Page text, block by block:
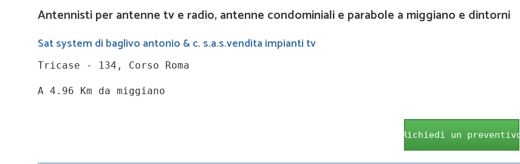
Antennisti per antenne tv e radio, antenne condominiali e parabole a miggiano e dintorni
Sat system di baglivo antonio & c. s.a.s.vendita impianti tv
Tricase - 134, Corso Roma
A 4.96 Km da miggiano
Richiedi un preventivo